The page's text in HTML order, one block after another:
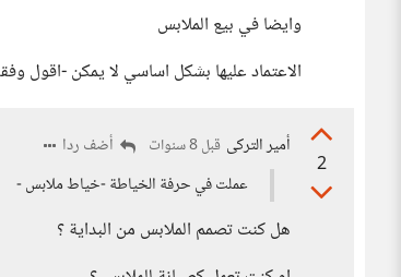
وايضا في بيع الملابس
الاعتماد عليها بشكل اساسي لا يمكن -اقول
2
أمير التركى قبل 8 سنوات
أضف ردا
عملت في حرفة الخياطة -خياط ملابس -
هل كنت تصمم الملابس من البداية ؟